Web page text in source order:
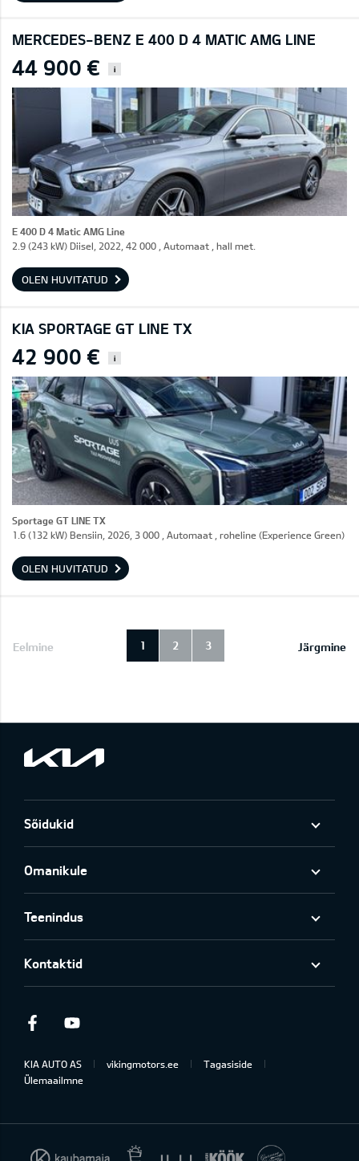
MERCEDES-BENZ E 400 D 4 MATIC AMG LINE
44 900 € i
E 400 D 4 Matic AMG Line
2.9 (243 kW) Diisel, 2022, 42 000 , Automaat , hall met.
OLEN HUVITATUD
KIA SPORTAGE GT LINE TX
42 900 € i
Sportage GT LINE TX
1.6 (132 kW) Bensiin, 2026, 3 000 , Automaat , roheline (Experience Green)
OLEN HUVITATUD
Eelmine Järgmine
1 2 3
Sõidukid
Omanikule
Teenindus
Kontaktid
Facebook
KIA AUTO AS vikingmotors.ee
Tagasiside
Ülemaailmne